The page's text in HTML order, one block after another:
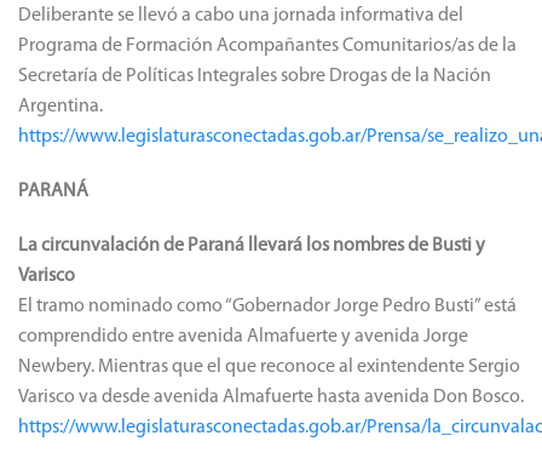
Deliberante se llevó a cabo una jornada informativa del
Programa de Formación Acompañantes Comunitarios/as de la
Secretaría de Políticas Integrales sobre Drogas de la Nación
Argentina.
https://www.legislaturasconectadas.gob.ar/Prensa/
PARANÁ
La circunvalación de Paraná llevará los nombres de Busti y
Varisco
El tramo nominado como “Gobernador Jorge Pedro Busti” está
comprendido entre avenida Almafuerte y avenida Jorge
Newbery. Mientras que el que reconoce al exintendente Sergio
Varisco va desde avenida Almafuerte hasta avenida Don Bosco.
https://www.legislaturasconectadas.gob.ar/Prensa/